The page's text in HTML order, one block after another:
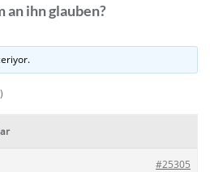
an ihn glauben?
#25305